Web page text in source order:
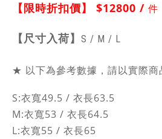
【限時折扣價】 $12800 / 件
【 尺寸入荷】 S / M / L
★ 以下為參考數據，請以實際商
S:衣寬49.5 / 衣長63.5
M:衣寬53 / 衣長64.5
L:衣寬55 / 衣長65